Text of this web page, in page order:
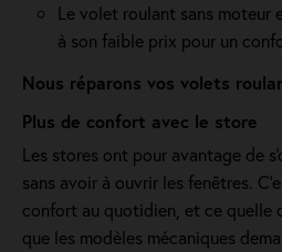
Le volet roulant sans moteur
à son faible prix pour un
Nous réparons vos volets
Plus de confort avec le store
Les stores ont pour avantage de
sans avoir à ouvrir les fenêtres.
confort au quotidien, et ce quelle
que les modèles mécaniques